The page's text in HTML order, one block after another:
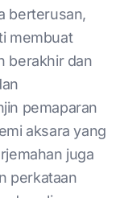
berterusan,
membuat
berakhir dan
pemaparan
aksara yang
juga
perkataan